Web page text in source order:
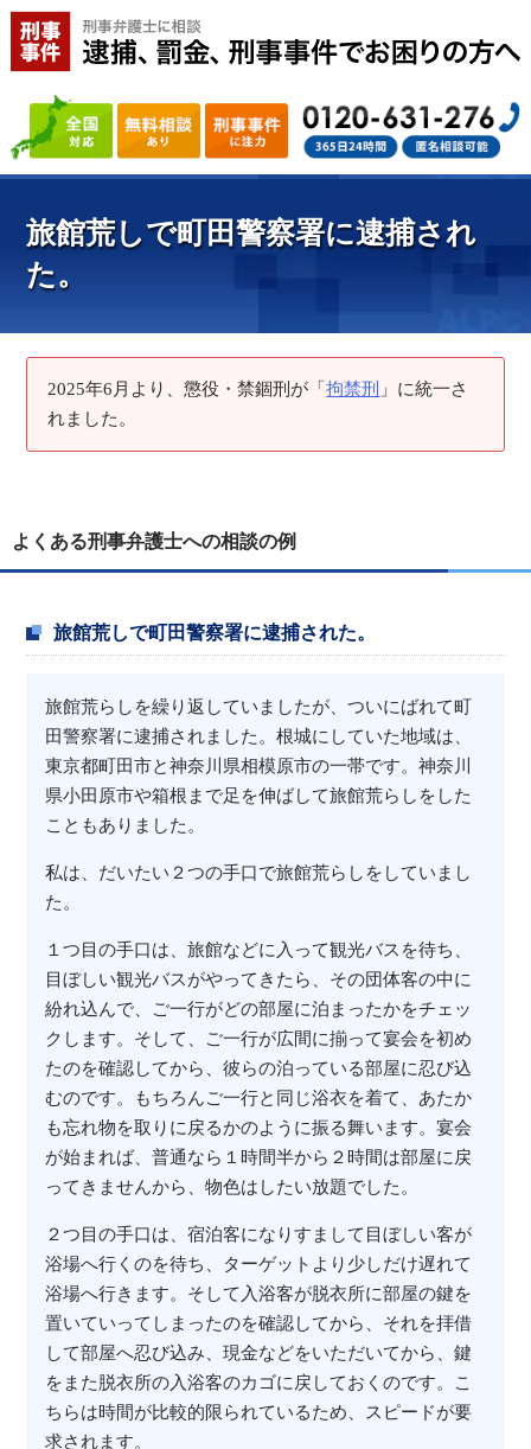
旅館荒しで町田警察署に逮捕され
た。
2025年6月より、懲役・禁錮刑が「拘禁刑 」に統一さ
れました。
よくある刑事弁護士への相談の例
旅館荒しで町田警察署に逮捕された。
旅館荒らしを繰り返していましたが、ついにばれて町
田警察署に逮捕されました。根城にしていた地域は、
東京都町田市と神奈川県相模原市の一帯です。神奈川
県小田原市や箱根まで足を伸ばして旅館荒らしをした
こともありました。
私は、だいたい２つの手口で旅館荒らしをしていまし
た。
１つ目の手口は、旅館などに入って観光バスを待ち、
目ぼしい観光バスがやってきたら、その団体客の中に
紛れ込んで、ご一行がどの部屋に泊まったかをチェッ
クします。そして、ご一行が広間に揃って宴会を初め
たのを確認してから、彼らの泊っている部屋に忍び込
むのです。もちろんご一行と同じ浴衣を着て、あたか
も忘れ物を取りに戻るかのように振る舞います。宴会
が始まれば、普通なら１時間半から２時間は部屋に戻
ってきませんから、物色はしたい放題でした。
２つ目の手口は、宿泊客になりすまして目ぼしい客が
浴場へ行くのを待ち、ターゲットより少しだけ遅れて
浴場へ行きます。そして入浴客が脱衣所に部屋の鍵を
置いていってしまったのを確認してから、それを拝借
して部屋へ忍び込み、現金などをいただいてから、鍵
をまた脱衣所の入浴客のカゴに戻しておくのです。こ
ちらは時間が比較的限られているため、スピードが要
求されます。